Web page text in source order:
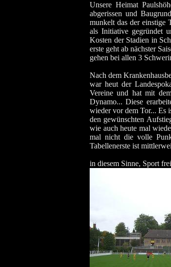
Unsere Heimat
abgerissen und
munkelt das der einstige
als Initiative gegründet
Kosten der Stadien in
erste geht ab nächster
gehen bei allen 3
Nach dem
war heut der
Vereine und hat mit
Dynamo... Diese
wieder vor dem Tor... Es
den gewünschten
wie auch heute mal
mal nicht die volle
Tabellenerste ist
in diesem Sinne, Sport